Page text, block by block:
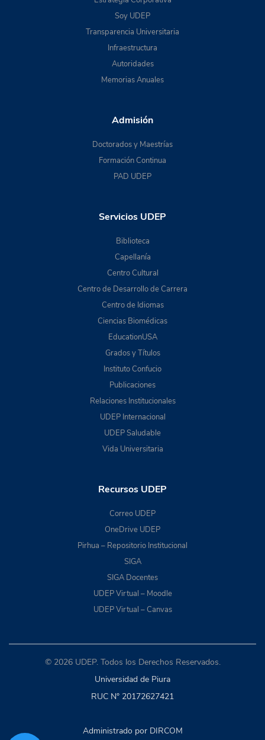
Soy UDEP
Transparencia Universitaria
Infraestructura
Autoridades
Memorias Anuales
Admisión
Doctorados y Maestrías
Formación Continua
PAD UDEP
Servicios UDEP
Biblioteca
Capellanía
Centro Cultural
Centro de Desarrollo de Carrera
Centro de Idiomas
Ciencias Biomédicas
EducationUSA
Grados y Títulos
Instituto Confucio
Publicaciones
Relaciones Institucionales
UDEP Internacional
UDEP Saludable
Vida Universitaria
Recursos UDEP
Correo UDEP
OneDrive UDEP
Pirhua – Repositorio Institucional
SIGA
SIGA Docentes
UDEP Virtual – Moodle
UDEP Virtual – Canvas
© 2026 UDEP. Todos los Derechos Reservados.
Universidad de Piura
RUC N° 20172627421
Administrado por DIRCOM